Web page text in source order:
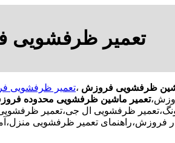
تعمیر ظرفشویی
ظرفشویی فروزش ،تعمیر ظرفشویی
تعمیر ماشین ظرفشویی محدوده
ظرفشویی ال جی،تعمیر
فروزش،راهنمای تعمیر ظرفشویی